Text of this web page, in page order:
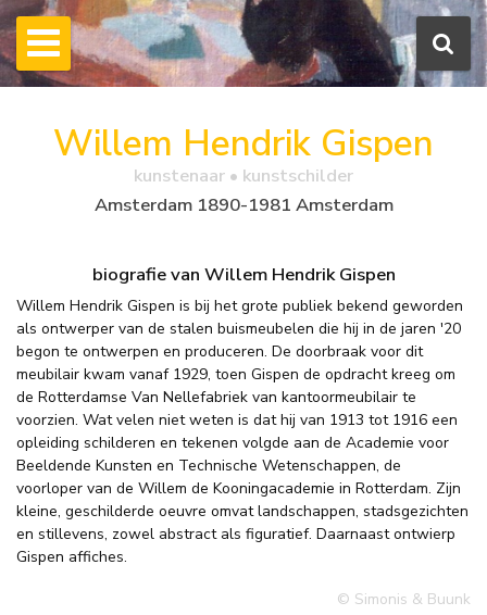
Willem Hendrik Gispen
kunstenaar • kunstschilder
Amsterdam 1890-1981 Amsterdam
biografie van Willem Hendrik Gispen
Willem Hendrik Gispen is bij het grote publiek bekend geworden
als ontwerper van de stalen buismeubelen die hij in de jaren '20
begon te ontwerpen en produceren. De doorbraak voor dit
meubilair kwam vanaf 1929, toen Gispen de opdracht kreeg om
de Rotterdamse Van Nellefabriek van kantoormeubilair te
voorzien. Wat velen niet weten is dat hij van 1913 tot 1916 een
opleiding schilderen en tekenen volgde aan de Academie voor
Beeldende Kunsten en Technische Wetenschappen, de
voorloper van de Willem de Kooningacademie in Rotterdam. Zijn
kleine, geschilderde oeuvre omvat landschappen, stadsgezichten
en stillevens, zowel abstract als figuratief. Daarnaast ontwierp
Gispen affiches.
© Simonis & Buunk